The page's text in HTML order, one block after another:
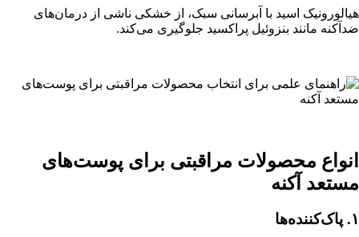
هیالورونیک اسید با آبرسانی سبک، از خشکی ناشی از درمان‌های
ضدآکنه مانند بنزوئیل پراکسید جلوگیری می‌کند.
انواع محصولات مراقبتی برای پوست‌های
مستعد آکنه
۱. پاک‌کننده‌ها